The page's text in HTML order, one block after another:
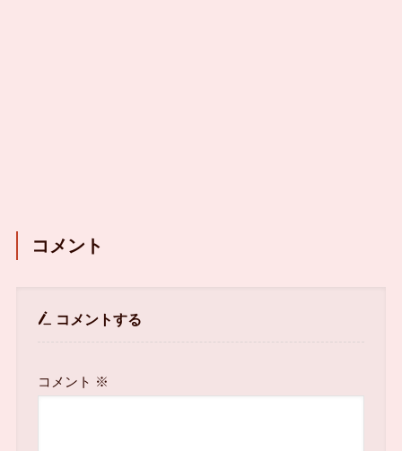
コメント
コメントする
コメント ※